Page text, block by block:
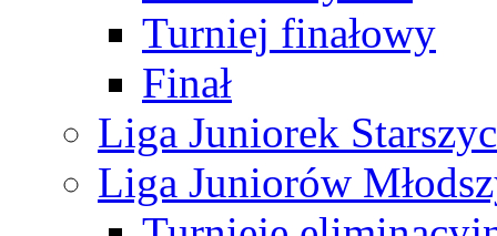
Turniej finałowy
Finał
Liga Juniorek
Liga Juniorów